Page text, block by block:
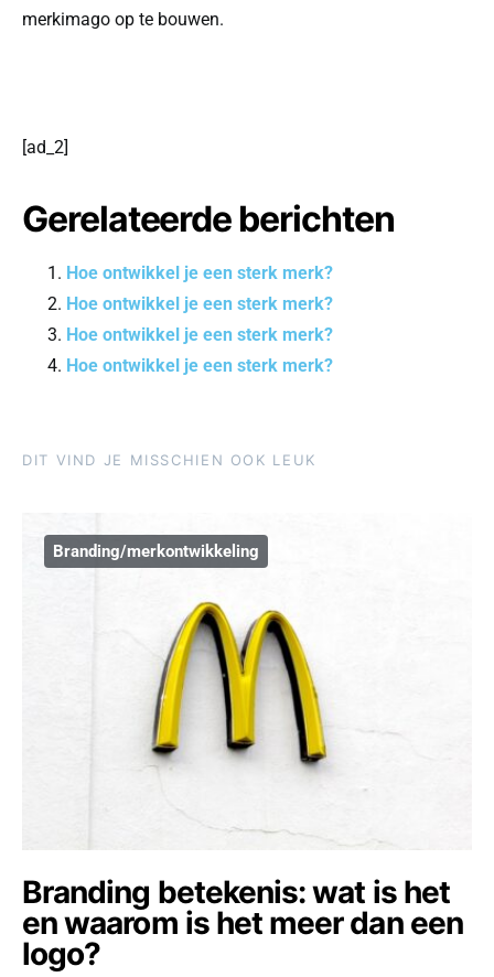
merkimago op te bouwen.
[ad_2]
Gerelateerde berichten
Hoe ontwikkel je een sterk merk?
Hoe ontwikkel je een sterk merk?
Hoe ontwikkel je een sterk merk?
Hoe ontwikkel je een sterk merk?
DIT VIND JE MISSCHIEN OOK LEUK
Branding/merkontwikkeling
Branding betekenis: wat is het
en waarom is het meer dan een
logo?